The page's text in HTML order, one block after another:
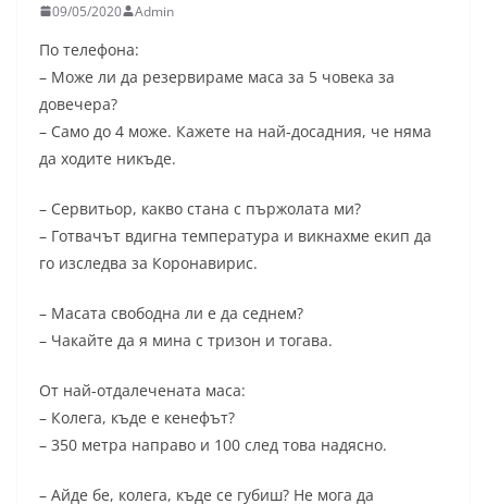
09/05/2020 Admin
По телефона:
– Може ли да резервираме маса за 5 човека за
довечера?
– Само до 4 може. Кажете на най-досадния, че няма
да ходите никъде.
– Сервитьор, какво стана с пържолата ми?
– Готвачът вдигна температура и викнахме екип да
го изследва за Коронавирис.
– Масата свободна ли е да седнем?
– Чакайте да я мина с тризон и тогава.
От най-отдалечената маса:
– Колега, къде е кенефът?
– 350 метра направо и 100 след това надясно.
– Айде бе, колега, къде се губиш? Не мога да